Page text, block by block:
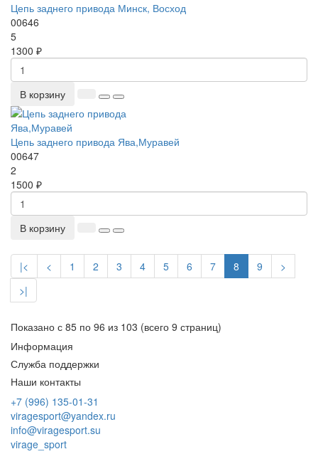
Цепь заднего привода Минск, Восход
00646
5
1300 ₽
В корзину
Цепь заднего привода Ява,Муравей
00647
2
1500 ₽
В корзину
|< < 1 2 3 4 5 6 7 8 9
>
>|
Показано с 85 по 96 из 103 (всего 9 страниц)
Информация
Служба поддержки
Наши контакты
+7 (996) 135-01-31
viragesport@yandex.ru
info@viragesport.su
virage_sport